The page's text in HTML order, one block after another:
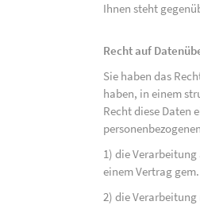
Ihnen steht
Recht auf
Sie haben das
haben, in einem
Recht diese Daten
1) die Verarbeitung
einem Vertrag
2) die